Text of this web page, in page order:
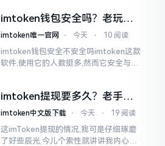
说其不好用
imtoken钱包安全吗？老玩家
掏心窝子说几句
imtoken唯一官网 ⋅ 今天 ⋅ 10 阅读
imtoken钱包安全不安全吗imtoken这款
软件,使用它的人数挺多,然而它安全与否
过有人用它赚到钱,每晚能安稳入睡
imtoken提现要多久？老手说
说真实体验
imtoken中文版下载 ⋅ 今天 ⋅ 19 阅读
这imToken提现的情况,我可是仔细琢磨
了好些辰光,今儿个索性就讲讲我内心的